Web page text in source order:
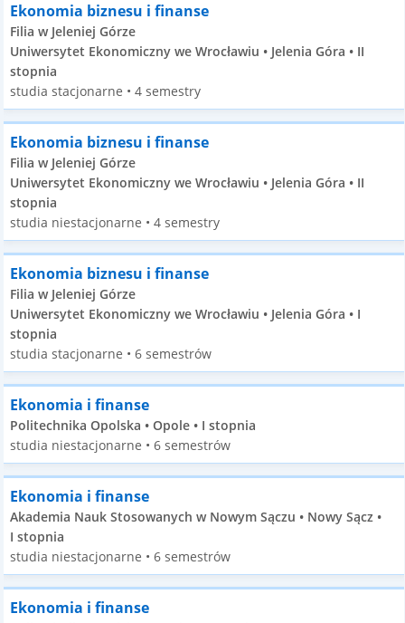
Ekonomia biznesu i finanse
Filia w Jeleniej Górze
Uniwersytet Ekonomiczny we Wrocławiu • Jelenia Góra • II
stopnia
studia stacjonarne • 4 semestry
Ekonomia biznesu i finanse
Filia w Jeleniej Górze
Uniwersytet Ekonomiczny we Wrocławiu • Jelenia Góra • II
stopnia
studia niestacjonarne • 4 semestry
Ekonomia biznesu i finanse
Filia w Jeleniej Górze
Uniwersytet Ekonomiczny we Wrocławiu • Jelenia Góra • I
stopnia
studia stacjonarne • 6 semestrów
Ekonomia i finanse
Politechnika Opolska • Opole • I stopnia
studia niestacjonarne • 6 semestrów
Ekonomia i finanse
Akademia Nauk Stosowanych w Nowym Sączu • Nowy Sącz •
I stopnia
studia niestacjonarne • 6 semestrów
Ekonomia i finanse